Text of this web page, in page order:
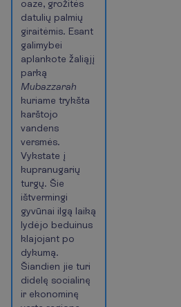
oaze, grožitės
datulių palmių
giraitėmis. Esant
galimybei
aplankote žaliąjį
parką
Mubazzarah
kuriame trykšta
karštojo
vandens
versmės.
Vykstate į
kupranugarių
turgų. Šie
ištvermingi
gyvūnai ilgą laiką
lydėjo beduinus
klajojant po
dykumą.
Šiandien jie turi
didelę socialinę
ir ekonominę